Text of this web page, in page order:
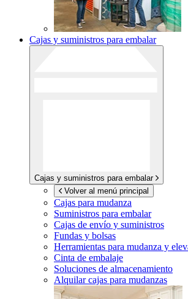
Cajas y suministros para embalar
Cajas y suministros para embalar
Volver al menú principal
Cajas para mudanza
Suministros para embalar
Cajas de envío y suministros
Fundas y bolsas
Herramientas para mudanza y
Cinta de embalaje
Soluciones de almacenamiento
Alquilar cajas para mudanzas